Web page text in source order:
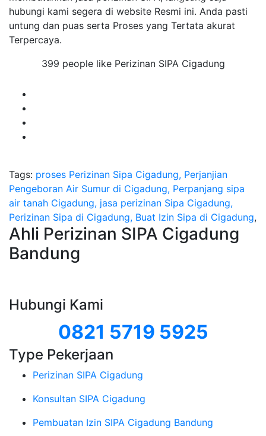
hubungi kami segera di website Resmi ini. Anda pasti
untung dan puas serta Proses yang Tertata akurat
Terpercaya.
399 people like Perizinan SIPA Cigadung
Tags: proses Perizinan Sipa Cigadung, Perjanjian
Pengeboran Air Sumur di Cigadung, Perpanjang sipa
air tanah Cigadung, jasa perizinan Sipa Cigadung,
Perizinan Sipa di Cigadung, Buat Izin Sipa di Cigadung,
Ahli Perizinan SIPA Cigadung
Bandung
Hubungi Kami
0821 5719 5925
Type Pekerjaan
Perizinan SIPA Cigadung
Konsultan SIPA Cigadung
Pembuatan Izin SIPA Cigadung Bandung